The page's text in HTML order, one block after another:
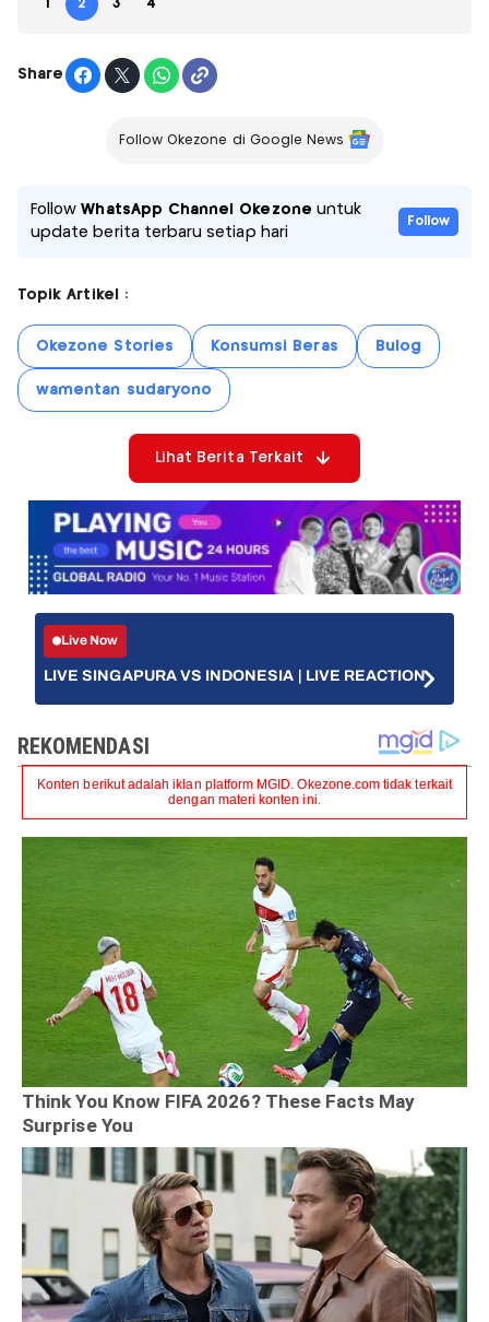
1 2 3 4
Share
Follow Okezone di Google News
FollowWhatsApp Channel Okezone untuk
update berita terbaru setiap hari
Follow
Topik Artikel :
Okezone Stories Konsumsi Beras Bulog
wamentan sudaryono
Lihat Berita Terkait
Live Now
LIVE SINGAPURA VS INDONESIA | LIVE REACTION